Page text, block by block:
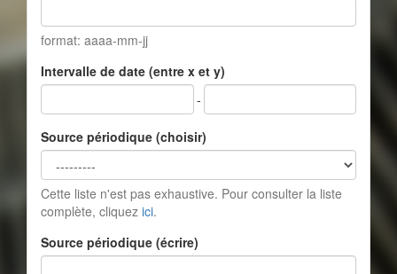
format: aaaa-mm-jj
Intervalle de date (entre x et y)
-
Source périodique (choisir)
Cette liste n'est pas exhaustive. Pour consulter la liste
complète, cliquez ici.
Source périodique (écrire)